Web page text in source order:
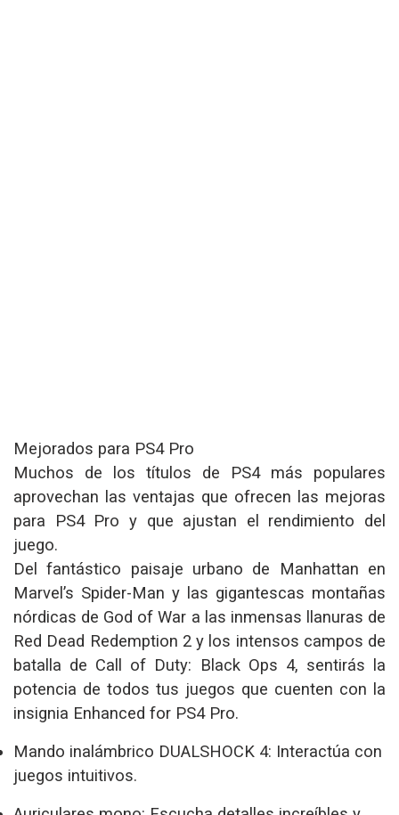
Mejorados para PS4 Pro
Muchos de los títulos de PS4 más populares
aprovechan las ventajas que ofrecen las mejoras
para PS4 Pro y que ajustan el rendimiento del
juego.
Del fantástico paisaje urbano de Manhattan en
Marvel’s Spider-Man y las gigantescas montañas
nórdicas de God of War a las inmensas llanuras de
Red Dead Redemption 2 y los intensos campos de
batalla de Call of Duty: Black Ops 4, sentirás la
potencia de todos tus juegos que cuenten con la
insignia Enhanced for PS4 Pro.
Mando inalámbrico DUALSHOCK 4: Interactúa con
juegos intuitivos.